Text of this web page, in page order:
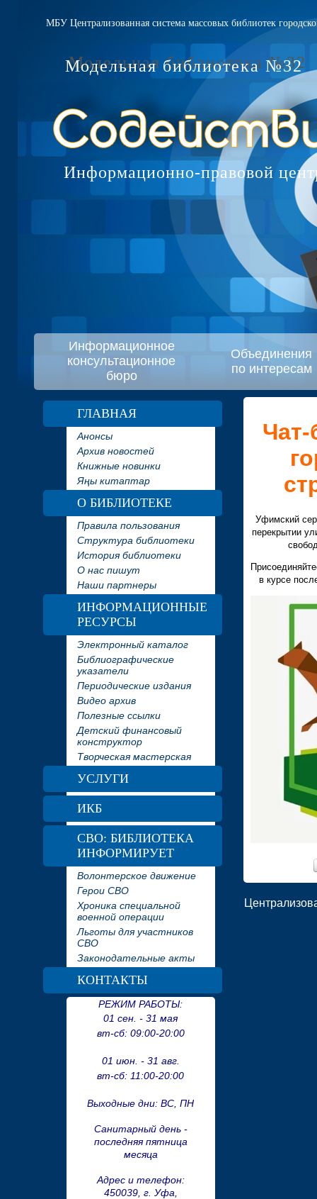
МБУ Централизованная система массовых библиотек
Модельная библиотека №32
Информационно-правовой
Информационное
консультационное
бюро
Объединения
по интересам
ГЛАВНАЯ
Анонсы
Архив новостей
Книжные новинки
Яңы китаптар
О БИБЛИОТЕКЕ
Правила пользования
Структура библиотеки
История библиотеки
О нас пишут
Наши партнеры
ИНФОРМАЦИОННЫЕ
РЕСУРСЫ
Электронный каталог
Библиографические
указатели
Периодические издания
Видео архив
Полезные ссылки
Детский финансовый
конструктор
Творческая мастерская
УСЛУГИ
ИКБ
СВО: БИБЛИОТЕКА
ИНФОРМИРУЕТ
Волонтерское движение
Герои СВО
Хроника специальной
военной операции
Льготы для участников
СВО
Законодательные акты
КОНТАКТЫ
РЕЖИМ РАБОТЫ:
01 сен. - 31 мая
вт-сб: 09:00-20:00
01 июн. - 31 авг.
вт-сб: 11:00-20:00
Выходные дни: ВС, ПН
Санитарный день -
последняя пятница
месяца
Адрес и телефон:
450039, г. Уфа,
Уфимский
перекрытии
в курсе